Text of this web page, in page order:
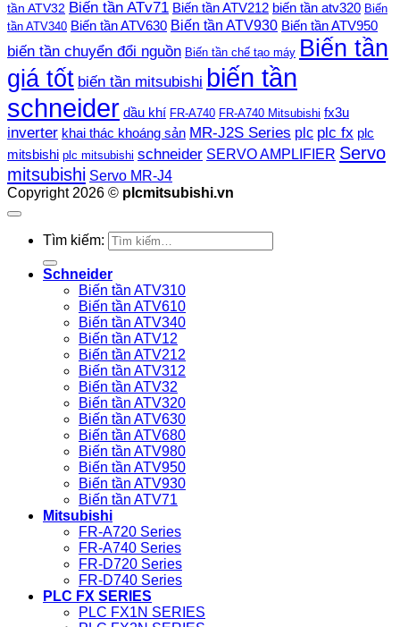
tần ATV32 Biến tần ATv71 Biến tần ATV212 biến tần atv320 Biến
tần ATV340 Biến tần ATV630 Biến tần ATV930 Biến tần ATV950
biến tần chuyển đổi nguồn Biến tần chế tạo máy Biến tần
giá tốt biến tần mitsubishi biến tần
schneider dầu khí FR-A740 FR-A740 Mitsubishi fx3u
inverter khai thác khoáng sản MR-J2S Series plc plc fx plc
mitsbishi plc mitsubishi schneider SERVO AMPLIFIER Servo
mitsubishi Servo MR-J4
Copyright 2026 © plcmitsubishi.vn
Tìm kiếm:
Schneider
Biến tần ATV310
Biến tần ATV610
Biến tần ATV340
Biến tần ATV12
Biến tần ATV212
Biến tần ATV312
Biến tần ATV32
Biến tần ATV320
Biến tần ATV630
Biến tần ATV680
Biến tần ATV980
Biến tần ATV950
Biến tần ATV930
Biến tần ATV71
Mitsubishi
FR-A720 Series
FR-A740 Series
FR-D720 Series
FR-D740 Series
PLC FX SERIES
PLC FX1N SERIES